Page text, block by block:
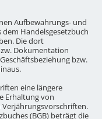
Aufbewahrungs- und
Handelsgesetzbuch
Die dort
Dokumentation
bzw.
eine längere
Erhaltung von
Verjährungsvorschriften.
(BGB) beträgt die